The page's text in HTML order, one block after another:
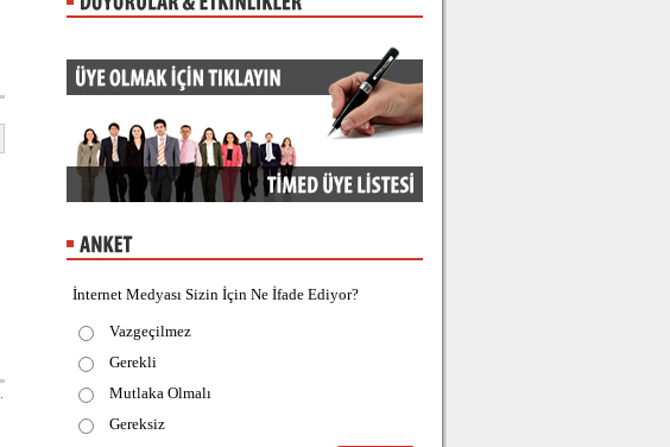
İnternet Medyası Sizin İçin Ne İfade Ediyor?
Vazgeçilmez
Gerekli
Mutlaka Olmalı
Gereksiz